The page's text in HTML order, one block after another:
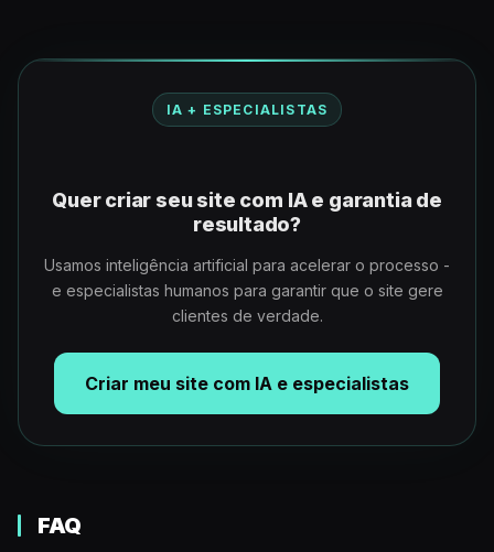
IA + ESPECIALISTAS
Quer criar seu site com IA e garantia de
resultado?
Usamos inteligência artificial para acelerar o processo -
e especialistas humanos para garantir que o site gere
clientes de verdade.
Criar meu site com IA e especialistas
FAQ